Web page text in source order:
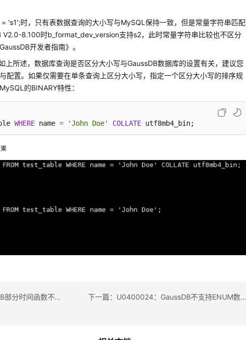
's1';时，只有表数据查询的大小写与MySQL保持一致，但是常量字符串匹配
V2.0-8.100时b_format_dev_version支持s2，此时常量字符串比较也不区分
开发者指南》。
上所述，数据库查询是否区分大小写与GaussDB数据库的设置有关，建议您
配置。如果仅需要在单条查询上区分大小写，指定一个区分大小写的排序规
的BINARY特性：
WHERE name = 'John Doe' COLLATE utf8mb4_bin;
上一篇：U0400022：GaussDB部分时间函数不支持time或timetz类型的入参 下一篇：U0400024：GaussDB不支持ENUM数据类型